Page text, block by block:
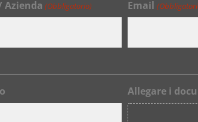
Azienda (Obbligatorio) Email
Allegare i